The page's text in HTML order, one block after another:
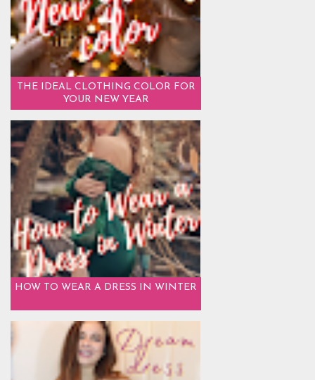
THE IDEAL CLOTHING COLOR FOR
YOUR NEW YEAR
HOW TO WEAR A DRESS IN WINTER